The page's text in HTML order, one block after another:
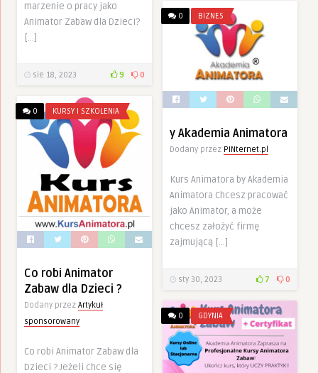
marzenie o pracy jako
Animator Zabaw dla Dzieci?
[…]
sie 18, 2023 9 0
0 BIZNES
y Akademia Animatora
Dodany przez PINternet.pl
Kurs Animatora by Akademia
Animatora Chcesz pracować
jako Animator, a może
chcesz założyć firmę
zajmującą […]
sty 30, 2023 7 0
0 KURSY I SZKOLENIA
Co robi Animator
Zabaw dla Dzieci ?
Dodany przez Artykuł
sponsorowany
Co robi Animator Zabaw dla
Dzieci ? Jeżeli chce się
0 GDYNIA